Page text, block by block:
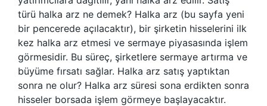
türü halka arz ne demek? Halka arz (bu sayfa yeni
bir pencerede açılacaktır), bir şirketin hisselerini ilk
kez halka arz etmesi ve sermaye piyasasında işlem
görmesidir. Bu süreç, şirketlere sermaye artırma ve
büyüme fırsatı sağlar. Halka arz satış yaptıktan
sonra ne olur? Halka arz süresi sona erdikten sonra
hisseler borsada işlem görmeye başlayacaktır.